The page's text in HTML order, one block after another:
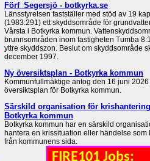
Förf_Segersjö - botkyrka.se
Länsstyrelsen fastställer med stöd av 19
(1983:291) ett skyddsområde för
Vårsta i Botkyrka kommun.
brunnsområden inom fastigheten Tumba
yttre skyddszon. Beslut om skyddsområde
december 1997.
Ny översiktsplan - Botkyrka kommun
Kommunfullmäktige antog den 16 juni
översiktsplan för Botkyrka kommun.
Särskild organisation för
Botkyrka kommun
Botkyrka kommun har en särskild
hantera en krissituation eller händelse
från kommunens sida.
FIRE101 Jobs: